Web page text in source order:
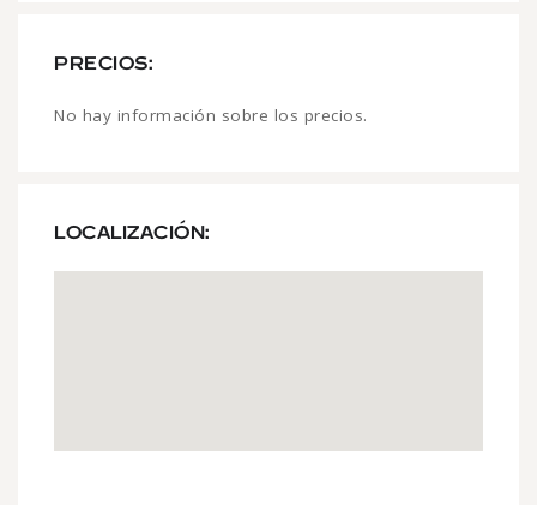
PRECIOS:
No hay información sobre los precios.
LOCALIZACIÓN: